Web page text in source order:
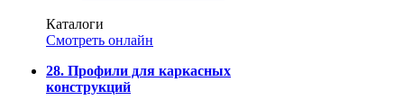
Каталоги
Смотреть онлайн
28. Профили для каркасных
конструкций